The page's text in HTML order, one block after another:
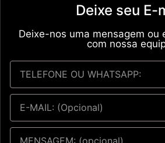
Deixe seu E-
Deixe-nos uma mensagem ou
com nossa